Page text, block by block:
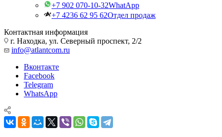
+7 902 070-10-32WhatApp
+7 4236 62 95 62Отдел продаж
Контактная информация
г. Находка, ул. Северный проспект, 2/2
info@atlantcom.ru
Вконтакте
Facebook
Telegram
WhatsApp